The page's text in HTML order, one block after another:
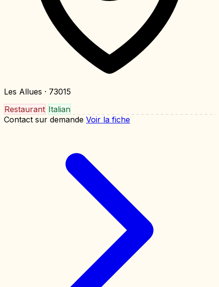
Les Allues · 73015
Restaurant Italian
Contact sur demande Voir la fiche